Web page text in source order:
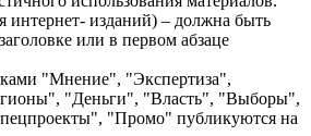
интернет- изданий) – должна быть
или в первом абзаце
"Мнение", "Экспертиза",
"Деньги", "Власть", "Выборы",
"Промо" публикуются на